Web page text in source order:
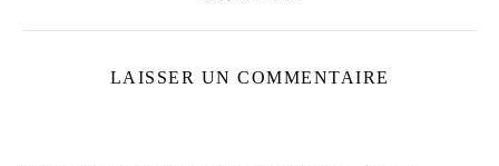
LAISSER UN COMMENTAIRE